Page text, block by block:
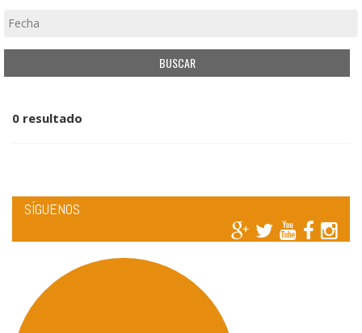
0 resultado
SÍGUENOS